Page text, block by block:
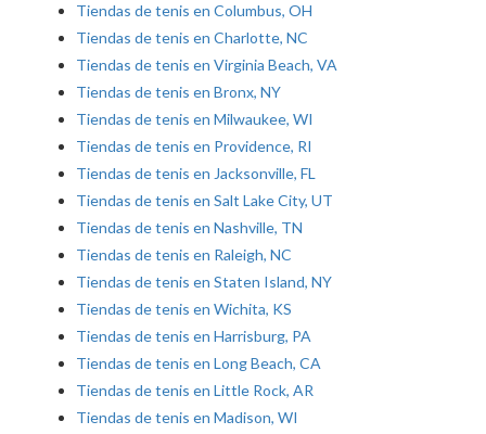
Tiendas de tenis en Columbus, OH
Tiendas de tenis en Charlotte, NC
Tiendas de tenis en Virginia Beach, VA
Tiendas de tenis en Bronx, NY
Tiendas de tenis en Milwaukee, WI
Tiendas de tenis en Providence, RI
Tiendas de tenis en Jacksonville, FL
Tiendas de tenis en Salt Lake City, UT
Tiendas de tenis en Nashville, TN
Tiendas de tenis en Raleigh, NC
Tiendas de tenis en Staten Island, NY
Tiendas de tenis en Wichita, KS
Tiendas de tenis en Harrisburg, PA
Tiendas de tenis en Long Beach, CA
Tiendas de tenis en Little Rock, AR
Tiendas de tenis en Madison, WI